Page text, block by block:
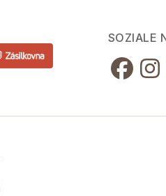
SOZIALE